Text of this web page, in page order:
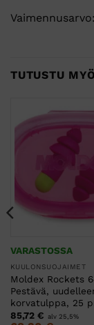
TUTUSTU
VARASTOSSA
KUULONSUOJAIMET
Moldex Rockets
Pestävä,
korvatulppa, 25
85,72 € alv 25,5%